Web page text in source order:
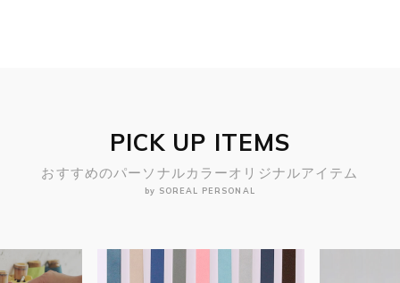
PICK UP ITEMS
おすすめのパーソナルカラーオリジナルアイテム
by SOREAL PERSONAL